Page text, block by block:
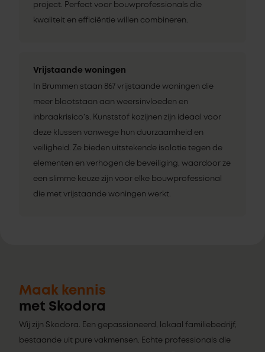
project. Perfect voor bouwprofessionals die
kwaliteit en efficiëntie willen combineren.
Vrijstaande woningen
In Brummen staan 867 vrijstaande woningen die
meer blootstaan aan weersinvloeden en
inbraakrisico’s. Kunststof kozijnen zijn ideaal voor
deze klussen vanwege hun duurzaamheid en
veiligheid. Ze bieden uitstekende isolatie tegen de
elementen en verhogen de beveiliging, waardoor ze
een slimme keuze zijn voor elke bouwprofessional
die met vrijstaande woningen werkt.
Maak kennis
met Skodora
Wij zijn Skodora. Een gepassioneerd, lokaal familiebedrijf,
bestaande uit pure vakmensen. Echte professionals die